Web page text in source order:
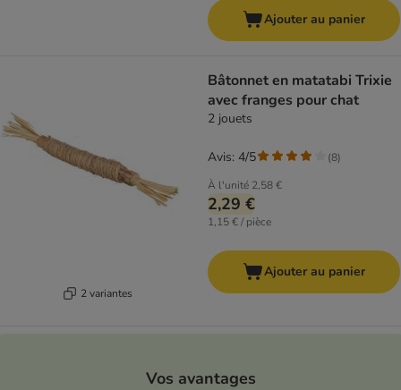
Ajouter au panier
2 variantes
Bâtonnet en matatabi Trixie
avec franges pour chat
2 jouets
À l'unité 2,58 €
2,29 €
1,15 € / pièce
Avis: 4/5 (8)
Ajouter au panier
Vos avantages